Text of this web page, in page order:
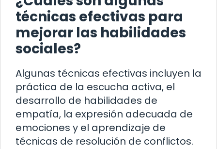
técnicas efectivas para
mejorar las habilidades
sociales?
Algunas técnicas efectivas incluyen la
práctica de la escucha activa, el
desarrollo de habilidades de
empatía, la expresión adecuada de
emociones y el aprendizaje de
técnicas de resolución de conflictos.